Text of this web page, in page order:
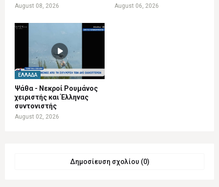
August 08, 2026 August 06, 2026
ΕΛΛΆΔΑ
Ψάθα - Νεκροί Ρουμάνος
χειριστής και Έλληνας
συντονιστής
August 02, 2026
Δημοσίευση σχολίου (0)